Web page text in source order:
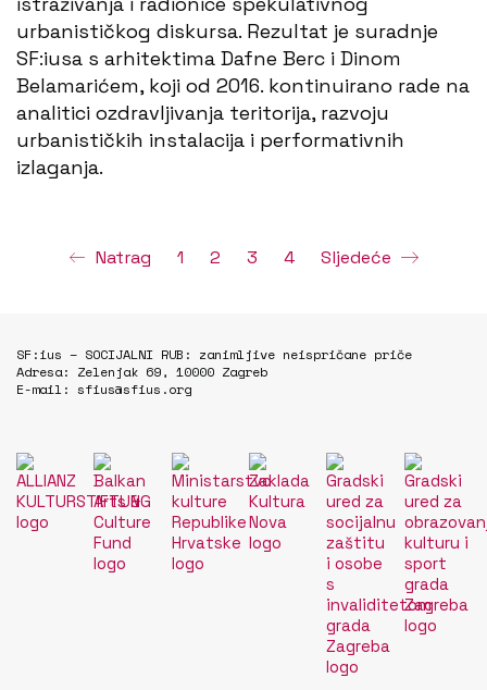
urbanističkog diskursa. Rezultat je suradnje
SF:iusa s arhitektima Dafne Berc i Dinom
Belamarićem, koji od 2016. kontinuirano rade na
analitici ozdravljivanja teritorija, razvoju
urbanističkih instalacija i performativnih
izlaganja.
Natrag 1 2 3 4 Sljedeće
SF:ius – SOCIJALNI RUB: zanimljive neispričane priče
Adresa: Zelenjak 69, 10000 Zagreb
E-mail: sfius@sfius.org